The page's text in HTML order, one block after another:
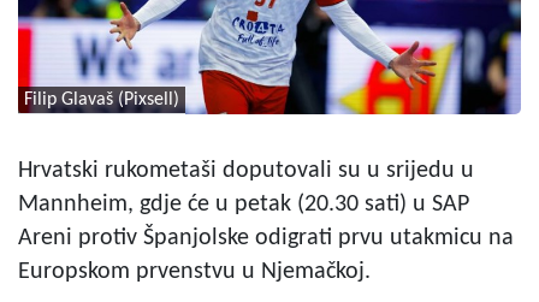
Filip Glavaš (Pixsell)
Hrvatski rukometaši doputovali su u srijedu u
Mannheim, gdje će u petak (20.30 sati) u SAP
Areni protiv Španjolske odigrati prvu utakmicu na
Europskom prvenstvu u Njemačkoj.